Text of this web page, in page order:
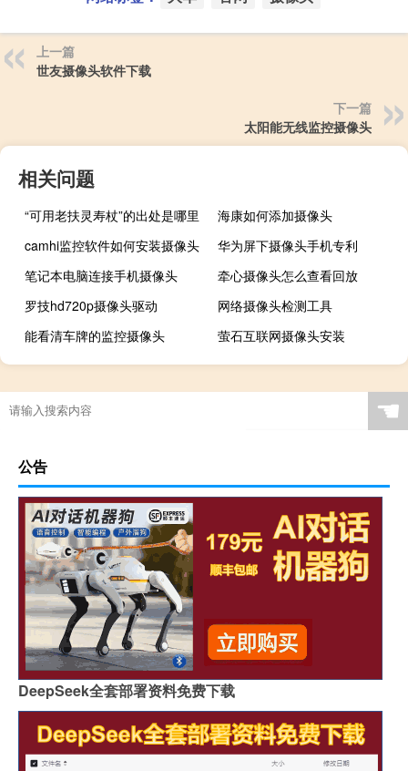
上一篇
世友摄像头软件下载
下一篇
太阳能无线监控摄像头
相关问题
“可用老扶灵寿杖”的出处是哪里
海康如何添加摄像头
camhi监控软件如何安装摄像头
华为屏下摄像头手机专利
笔记本电脑连接手机摄像头
牵心摄像头怎么查看回放
罗技hd720p摄像头驱动
网络摄像头检测工具
能看清车牌的监控摄像头
萤石互联网摄像头安装
☚
公告
DeepSeek全套部署资料免费下载